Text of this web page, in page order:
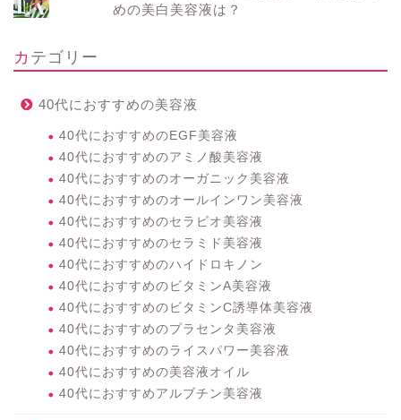
めの美白美容液は？
カテゴリー
40代におすすめの美容液
40代におすすめのEGF美容液
40代におすすめのアミノ酸美容液
40代におすすめのオーガニック美容液
40代におすすめのオールインワン美容液
40代におすすめのセラビオ美容液
40代におすすめのセラミド美容液
40代におすすめのハイドロキノン
40代におすすめのビタミンA美容液
40代におすすめのビタミンC誘導体美容液
40代におすすめのプラセンタ美容液
40代におすすめのライスパワー美容液
40代におすすめの美容液オイル
40代におすすめアルブチン美容液